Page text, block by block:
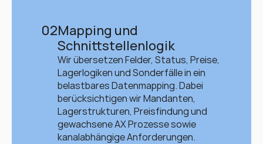
02Mapping und
Schnittstellenlogik
Wir übersetzen Felder, Status, Preise,
Lagerlogiken und Sonderfälle in ein
belastbares Datenmapping. Dabei
berücksichtigen wir Mandanten,
Lagerstrukturen, Preisfindung und
gewachsene AX Prozesse sowie
kanalabhängige Anforderungen.